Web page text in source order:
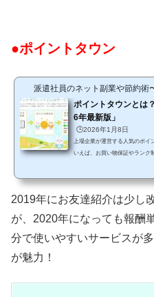
●ポイントタウン
派遣社員のネット副業や節約術
ポイントタウンとは
6年最新版」
🕒️2026年1月8日
上場企業が運営する人気のポイ
いえば、お買い物保証やランク
いでしょうか。そこで今回は
説！まとめというテーマで詳し
2019年にお友達紹介は少し
が、2020年になっても報酬
分で使いやすいサービスが
が魅力！